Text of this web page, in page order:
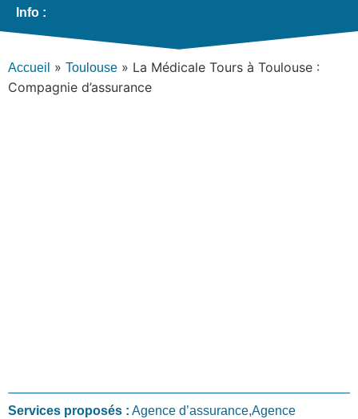
Info :
Accueil » Toulouse » La Médicale Tours à Toulouse :
Compagnie d’assurance
Services proposés : Agence d’assurance,Agence